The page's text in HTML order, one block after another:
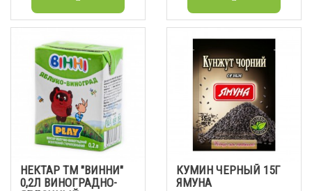
НЕКТАР ТМ "ВИННИ"
0,2Л ВИНОГРАДНО-
КУМИН ЧЕРНЫЙ 15Г
ЯМУНА